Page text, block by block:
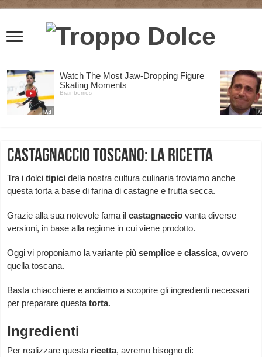
Castagnaccio toscano: la ricetta
Tra i dolcitipici della nostra cultura culinaria troviamo anche
questa torta a base di farina di castagne e frutta secca.
Grazie alla sua notevole fama ilcastagnaccio vanta diverse
versioni, in base alla regione in cui viene prodotto.
Oggi vi proponiamo la variante piùsemplice eclassica, ovvero
quella toscana.
Basta chiacchiere e andiamo a scoprire gli ingredienti necessari
per preparare questatorta.
Ingredienti
Per realizzare questa ricetta, avremo bisogno di: